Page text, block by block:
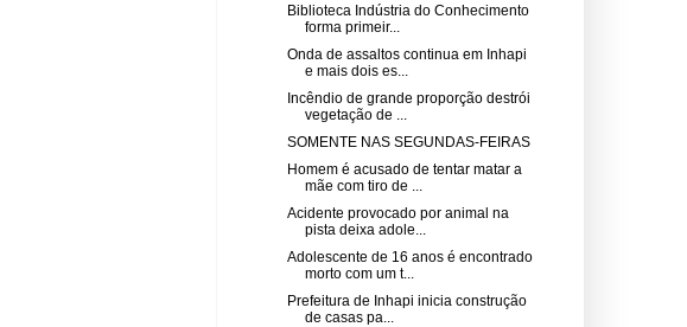
Biblioteca Indústria do Conhecimento
forma primeir...
Onda de assaltos continua em Inhapi
e mais dois es...
Incêndio de grande proporção destrói
vegetação de ...
SOMENTE NAS SEGUNDAS-FEIRAS
Homem é acusado de tentar matar a
mãe com tiro de ...
Acidente provocado por animal na
pista deixa adole...
Adolescente de 16 anos é encontrado
morto com um t...
Prefeitura de Inhapi inicia construção
de casas pa...